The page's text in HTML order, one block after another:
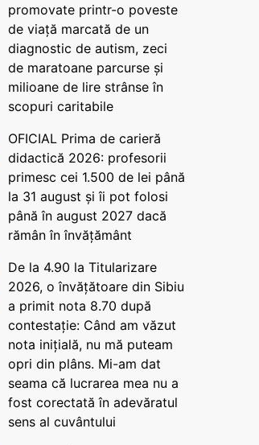
promovate printr-o poveste
de viață marcată de un
diagnostic de autism, zeci
de maratoane parcurse și
milioane de lire strânse în
scopuri caritabile
OFICIAL Prima de carieră
didactică 2026: profesorii
primesc cei 1.500 de lei până
la 31 august și îi pot folosi
până în august 2027 dacă
rămân în învățământ
De la 4.90 la Titularizare
2026, o învățătoare din Sibiu
a primit nota 8.70 după
contestație: Când am văzut
nota inițială, nu mă puteam
opri din plâns. Mi-am dat
seama că lucrarea mea nu a
fost corectată în adevăratul
sens al cuvântului